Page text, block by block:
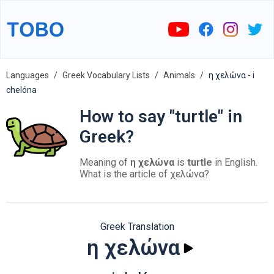
Languages Greek Vocabulary Lists Animals
η χελώνα - i
chelóna
How to say "turtle" in
Greek?
Meaning of η χελώνα is turtle in English.
What is the article of χελώνα?
Greek Translation
η χελώνα